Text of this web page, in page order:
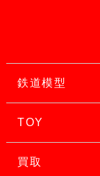
鉄道模型
TOY
買取